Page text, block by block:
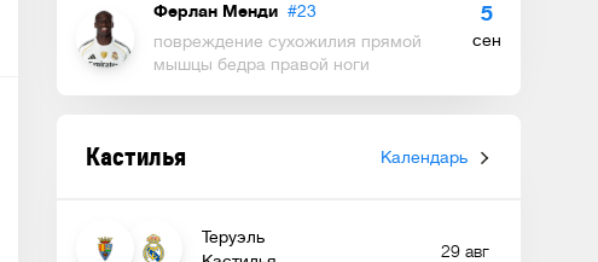
Ферлан Менди #23
повреждение сухожилия прямой
мышцы бедра правой ноги
5
сен
Кастилья Календарь
Теруэль
29 авг